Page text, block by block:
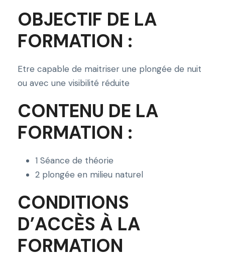
d
P
e
t
o
u
r
n
e
r
d
OBJECTIF DE LA
FORMATION :
Etre capable de maitriser une plongée de nuit
ou avec une visibilité réduite
CONTENU DE LA
FORMATION :
1 Séance de théorie
2 plongée en milieu naturel
CONDITIONS
D’ACCÈS À LA
FORMATION